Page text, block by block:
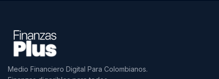
Medio Financiero Digital Para Colombianos.